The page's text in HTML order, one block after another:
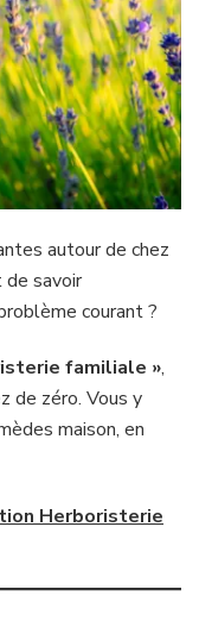
autour de chez
de savoir
courant ?
familiale »,
de zéro. Vous y
maison, en
Herboristerie